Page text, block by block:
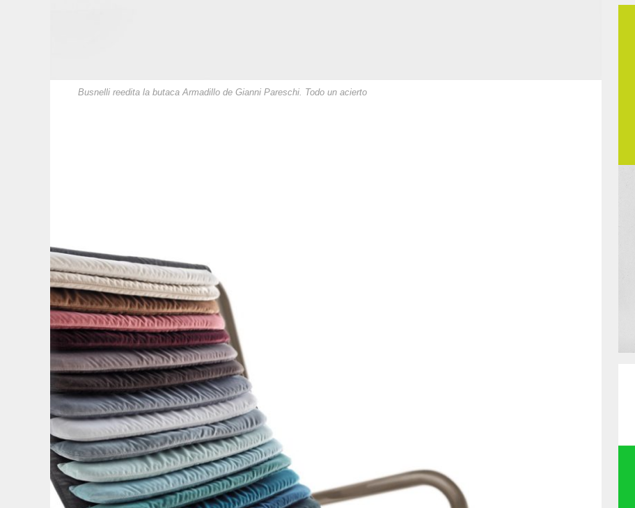
Busnelli reedita la butaca Armadillo de Gianni Pareschi. Todo un acierto